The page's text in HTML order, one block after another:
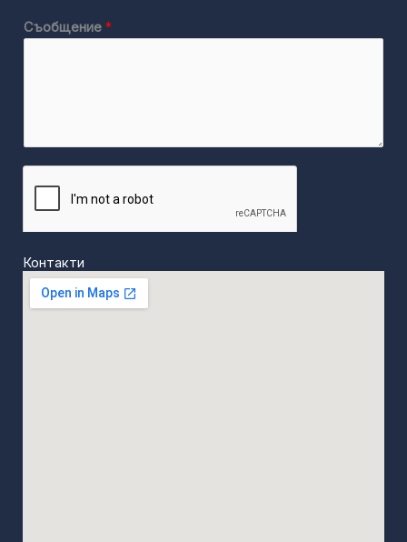
Съобщение *
ИЗПРАТИ
Контакти